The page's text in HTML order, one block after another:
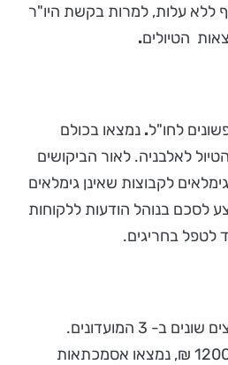
עלות, למרות בקשת היו"ר
הטיולים.
. נמצאו בכולם
הטיול לאלבניה. לאור הביקושים
לקבוצות שאינן גימלאים
לסכם בנוהל הודעות ללקוחות
לטפל בחריגים.
4. נבדקו תשלומים למרצים שונים ב- 3 המועדונים.
התשלום נע בין 700 ל -1200 ₪, נמצאו אסמכתאות